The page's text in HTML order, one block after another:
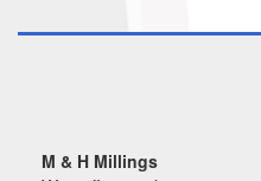
M & H Millings